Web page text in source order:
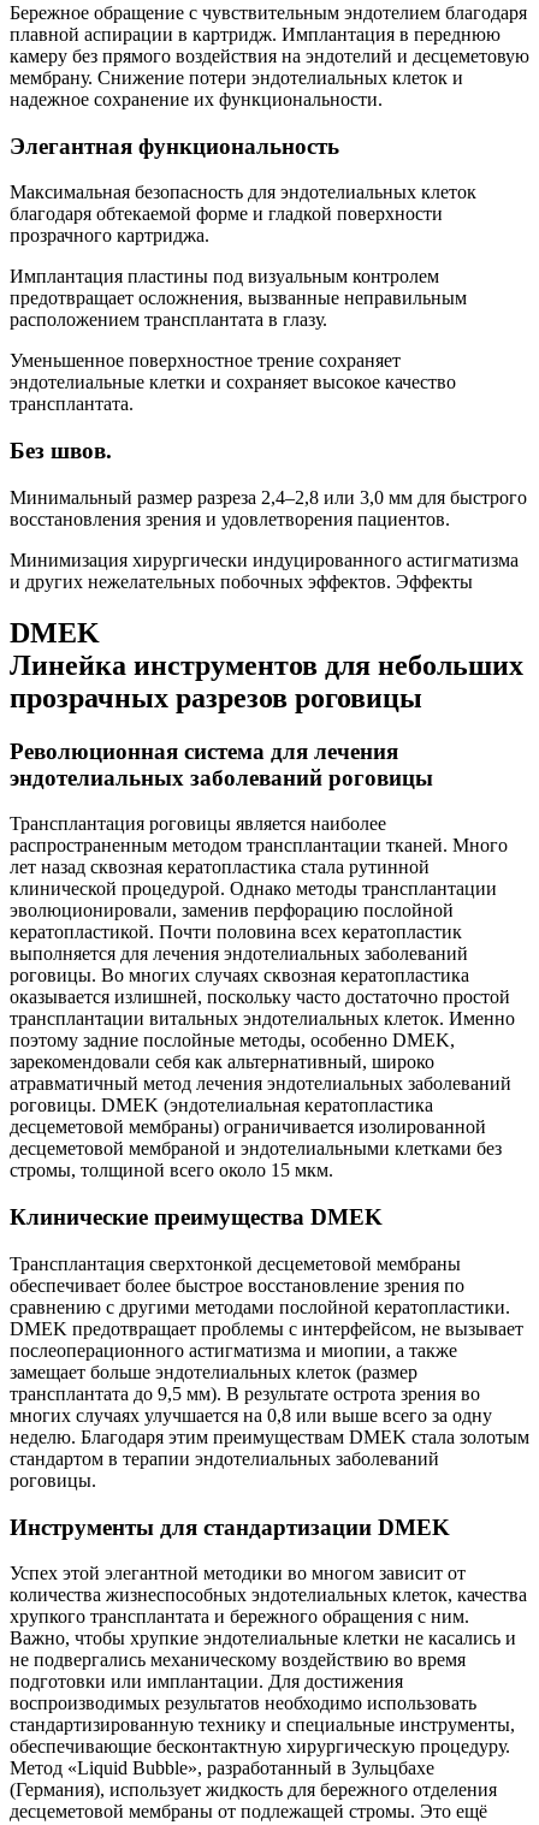
Бережное обращение с чувствительным эндотелием благодаря
плавной аспирации в картридж. Имплантация в переднюю
камеру без прямого воздействия на эндотелий и десцеметовую
мембрану. Снижение потери эндотелиальных клеток и
надежное сохранение их функциональности.
Элегантная функциональность
Максимальная безопасность для эндотелиальных клеток
благодаря обтекаемой форме и гладкой поверхности
прозрачного картриджа.
Имплантация пластины под визуальным контролем
предотвращает осложнения, вызванные неправильным
расположением трансплантата в глазу.
Уменьшенное поверхностное трение сохраняет
эндотелиальные клетки и сохраняет высокое качество
трансплантата.
Без швов.
Минимальный размер разреза 2,4–2,8 или 3,0 мм для быстрого
восстановления зрения и удовлетворения пациентов.
Минимизация хирургически индуцированного астигматизма
и других нежелательных побочных эффектов. Эффекты
DMEK
Линейка инструментов для небольших
прозрачных разрезов роговицы
Революционная система для лечения
эндотелиальных заболеваний роговицы
Трансплантация роговицы является наиболее
распространенным методом трансплантации тканей. Много
лет назад сквозная кератопластика стала рутинной
клинической процедурой. Однако методы трансплантации
эволюционировали, заменив перфорацию послойной
кератопластикой. Почти половина всех кератопластик
выполняется для лечения эндотелиальных заболеваний
роговицы. Во многих случаях сквозная кератопластика
оказывается излишней, поскольку часто достаточно простой
трансплантации витальных эндотелиальных клеток. Именно
поэтому задние послойные методы, особенно DMEK,
зарекомендовали себя как альтернативный, широко
атравматичный метод лечения эндотелиальных заболеваний
роговицы. DMEK (эндотелиальная кератопластика
десцеметовой мембраны) ограничивается изолированной
десцеметовой мембраной и эндотелиальными клетками без
стромы, толщиной всего около 15 мкм.
Клинические преимущества DMEK
Трансплантация сверхтонкой десцеметовой мембраны
обеспечивает более быстрое восстановление зрения по
сравнению с другими методами послойной кератопластики.
DMEK предотвращает проблемы с интерфейсом, не вызывает
послеоперационного астигматизма и миопии, а также
замещает больше эндотелиальных клеток (размер
трансплантата до 9,5 мм). В результате острота зрения во
многих случаях улучшается на 0,8 или выше всего за одну
неделю. Благодаря этим преимуществам DMEK стала золотым
стандартом в терапии эндотелиальных заболеваний
роговицы.
Инструменты для стандартизации DMEK
Успех этой элегантной методики во многом зависит от
количества жизнеспособных эндотелиальных клеток, качества
хрупкого трансплантата и бережного обращения с ним.
Важно, чтобы хрупкие эндотелиальные клетки не касались и
не подвергались механическому воздействию во время
подготовки или имплантации. Для достижения
воспроизводимых результатов необходимо использовать
стандартизированную технику и специальные инструменты,
обеспечивающие бесконтактную хирургическую процедуру.
Метод «Liquid Bubble», разработанный в Зульцбахе
(Германия), использует жидкость для бережного отделения
десцеметовой мембраны от подлежащей стромы. Это ещё